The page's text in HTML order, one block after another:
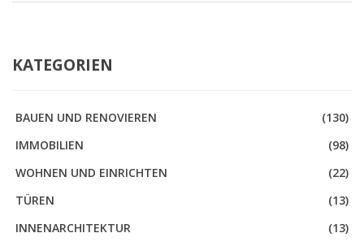
KATEGORIEN
BAUEN UND RENOVIEREN
(130)
IMMOBILIEN
(98)
WOHNEN UND EINRICHTEN
(22)
TÜREN
(13)
INNENARCHITEKTUR
(13)